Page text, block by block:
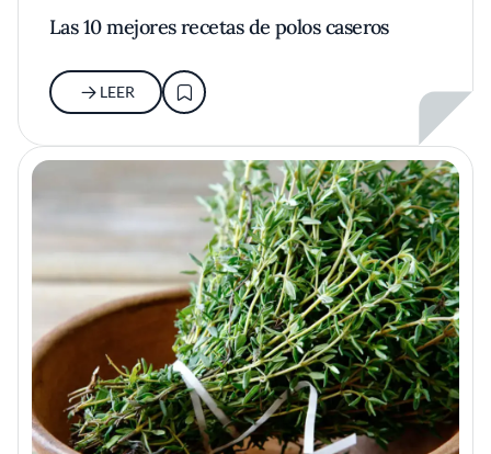
Las 10 mejores recetas de polos caseros
LEER